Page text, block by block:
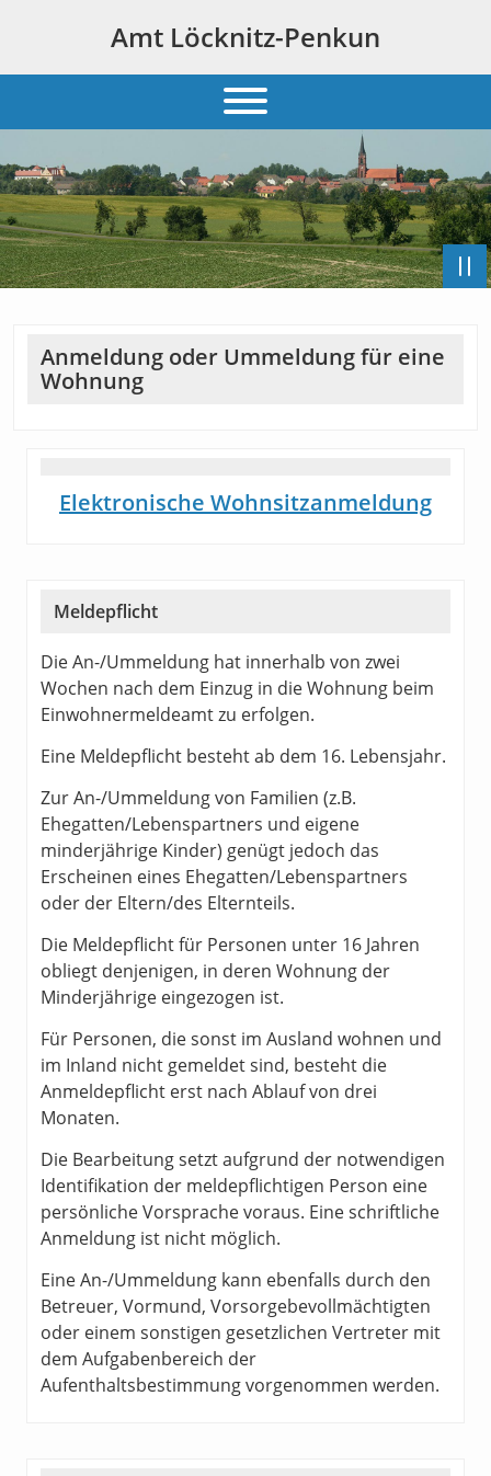
Amt Löcknitz-Penkun
Anmeldung oder Ummeldung für eine
Wohnung
Elektronische Wohnsitzanmeldung
Meldepflicht
Die An-/Ummeldung hat innerhalb von zwei
Wochen nach dem Einzug in die Wohnung beim
Einwohnermeldeamt zu erfolgen.
Eine Meldepflicht besteht ab dem 16. Lebensjahr.
Zur An-/Ummeldung von Familien (z.B.
Ehegatten/Lebenspartners und eigene
minderjährige Kinder) genügt jedoch das
Erscheinen eines Ehegatten/Lebenspartners
oder der Eltern/des Elternteils.
Die Meldepflicht für Personen unter 16 Jahren
obliegt denjenigen, in deren Wohnung der
Minderjährige eingezogen ist.
Für Personen, die sonst im Ausland wohnen und
im Inland nicht gemeldet sind, besteht die
Anmeldepflicht erst nach Ablauf von drei
Monaten.
Die Bearbeitung setzt aufgrund der notwendigen
Identifikation der meldepflichtigen Person eine
persönliche Vorsprache voraus. Eine schriftliche
Anmeldung ist nicht möglich.
Eine An-/Ummeldung kann ebenfalls durch den
Betreuer, Vormund, Vorsorgebevollmächtigten
oder einem sonstigen gesetzlichen Vertreter mit
dem Aufgabenbereich der
Aufenthaltsbestimmung vorgenommen werden.